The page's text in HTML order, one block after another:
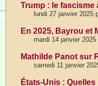
Trump : le fascisme
lundi 27 janvier 2025
En 2025, Bayrou et
mardi 14 janvier 2025
Mathilde Panot sur
samedi 11 janvier
États-Unis :